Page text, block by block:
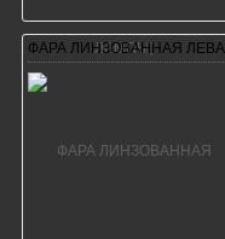
ФАРА ЛИНЗОВАННАЯ